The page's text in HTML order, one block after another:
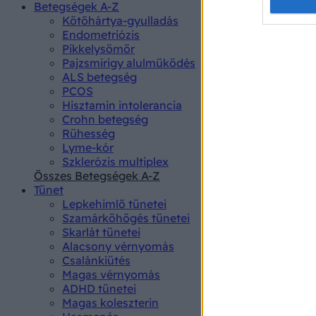
Betegségek A-Z
Kötőhártya-gyulladás
Endometriózis
Pikkelysömör
Pajzsmirigy alulműködés
ALS betegség
PCOS
Hisztamin intolerancia
Crohn betegség
Rühesség
Lyme-kór
Szklerózis multiplex
Összes Betegségek A-Z
Tünet
Lepkehimlő tünetei
Szamárköhögés tünetei
Skarlát tünetei
Alacsony vérnyomás
Csalánkiütés
Magas vérnyomás
ADHD tünetei
Magas koleszterin